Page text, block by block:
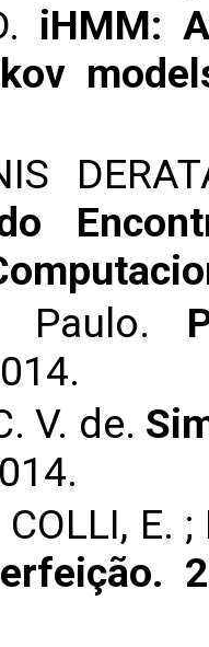
iHMM:
Paulo.
V. de.
COLLI, E.